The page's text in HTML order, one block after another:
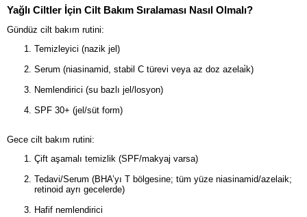
Yağlı Ciltler İçin Cilt Bakım Sıralaması Nasıl Olmalı?
Gündüz cilt bakım rutini:
Temizleyici (nazik jel)
Serum (niasinamid, stabil C türevi veya az doz azelai̇k)
Nemlendirici (su bazlı jel/losyon)
SPF 30+ (jel/süt form)
Gece cilt bakım rutini:
Çift aşamalı temizlik (SPF/makyaj varsa)
Tedavi/Serum (BHA’yı T bölgesine; tüm yüze niasinamid/azelaik;
retinoid ayrı gecelerde)
Hafif nemlendirici